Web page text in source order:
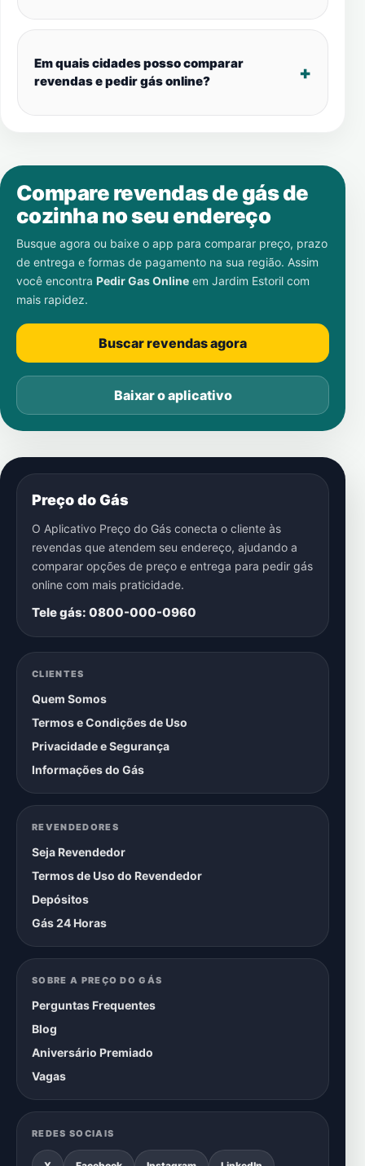
Em quais cidades posso comparar
revendas e pedir gás online?
Compare revendas de gás de
cozinha no seu endereço
Busque agora ou baixe o app para comparar preço, prazo
de entrega e formas de pagamento na sua região. Assim
você encontra Pedir Gas Online em Jardim Estoril com
mais rapidez.
Buscar revendas agora
Baixar o aplicativo
Preço do Gás
O Aplicativo Preço do Gás conecta o cliente às
revendas que atendem seu endereço, ajudando a
comparar opções de preço e entrega para pedir gás
online com mais praticidade.
Tele gás: 0800-000-0960
CLIENTES
Quem Somos
Termos e Condições de Uso
Privacidade e Segurança
Informações do Gás
REVENDEDORES
Seja Revendedor
Termos de Uso do Revendedor
Depósitos
Gás 24 Horas
SOBRE A PREÇO DO GÁS
Perguntas Frequentes
Blog
Aniversário Premiado
Vagas
REDES SOCIAIS